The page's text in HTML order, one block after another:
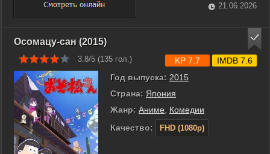
объяснения причин. Это лишило его веры в любимое дело
и разрушило мечты всей семьи. ...
21.06.2026
Осомацу-сан (2015)
3.8/5 (135 гол.)
Год выпуска: 2015
Страна: Япония
Жанр: Аниме, Комедии
Качество:
FHD (1080p)
KP 7.7 IMDB 7.6